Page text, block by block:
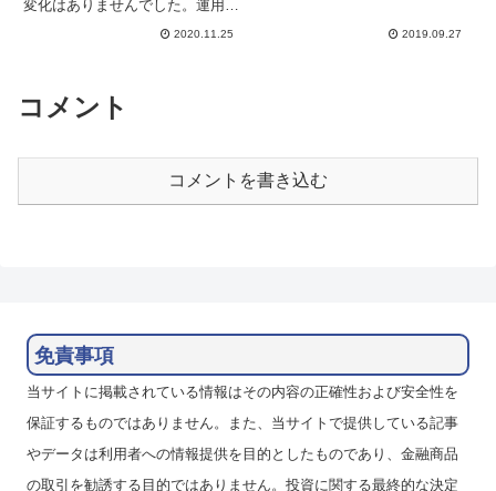
変化はありませんでした。運用開
+304円の+53,420円となりまし
目標の20％ギリギ...
2020.11.25
したが、SBI FXトレードで、お
2019.09.27
コメント
コメントを書き込む
免責事項
当サイトに掲載されている情報はその内容の正確性および安全性を
保証するものではありません。また、当サイトで提供している記事
やデータは利用者への情報提供を目的としたものであり、金融商品
の取引を勧誘する目的ではありません。投資に関する最終的な決定